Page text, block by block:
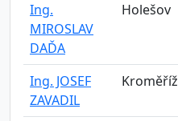
Ing.
MIROSLAV
DAĎA
Holešov
Ing. JOSEF
ZAVADIL
Kroměříž